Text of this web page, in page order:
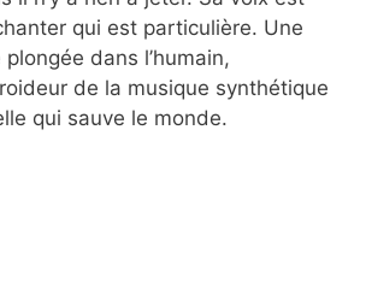
qui est particulière. Une
dans l’humain,
de la musique synthétique
qui sauve le monde.